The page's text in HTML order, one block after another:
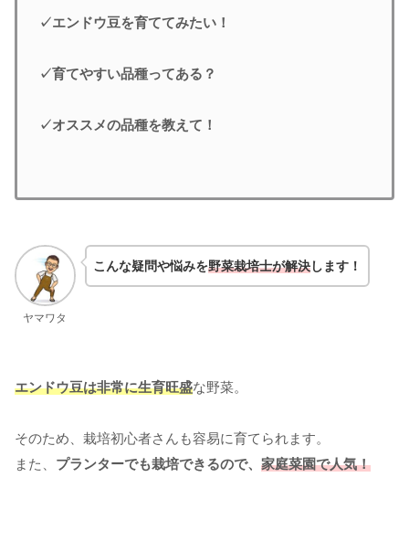
✓エンドウ豆を育ててみたい！
✓育てやすい品種ってある？
✓オススメの品種を教えて！
ヤマワタ
こんな疑問や悩みを野菜栽培士が解決します！
エンドウ豆は非常に生育旺盛な野菜。
そのため、栽培初心者さんも容易に育てられます。
また、 プランターでも栽培できるので、 家庭菜園で人気！